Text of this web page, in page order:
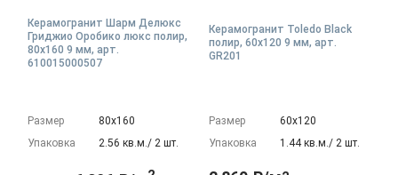
Керамогранит Шарм Делюкс
Гриджио Оробико люкс полир,
80x160 9 мм, арт.
610015000507
Размер
80х160
Упаковка
2.56 кв.м./ 2 шт.
Керамогранит Toledo Black
полир, 60x120 9 мм, арт.
GR201
Размер
60х120
Упаковка
1.44 кв.м./ 2 шт.